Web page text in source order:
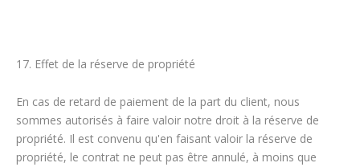
17. Effet de la réserve de propriété
En cas de retard de paiement de la part du client, nous
sommes autorisés à faire valoir notre droit à la réserve de
propriété. Il est convenu qu'en faisant valoir la réserve de
propriété, le contrat ne peut pas être annulé, à moins que